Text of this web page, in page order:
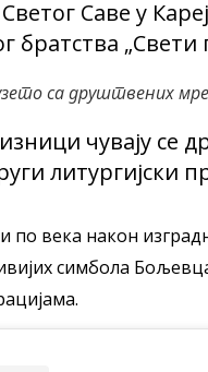
Саве у
братства
са друштвених
чувају се
литургијски
по века након
симбола